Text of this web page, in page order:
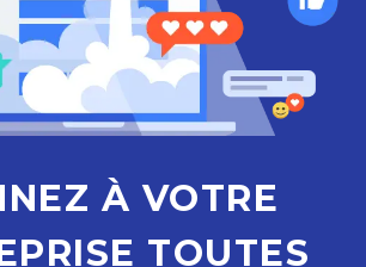
À VOTRE
TOUTES